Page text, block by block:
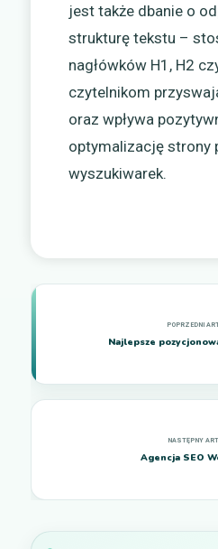
jest także dbanie o
strukturę tekstu –
nagłówków H1, H2
czytelnikom
oraz wpływa
optymalizację strony
wyszukiwarek.
Najlepsze
Agencja SEO